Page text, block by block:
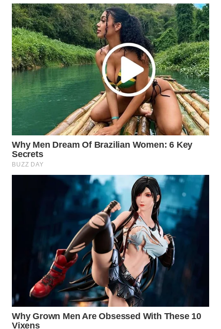
TANI
WAHANA
ADVOKAT
WAHANA
INFRASTRUKTUR
WAHANA
WAHANA
LISTRIK
WAHANA
WAHANANEWS
WAHANANEWS
CO ID
WAHANANEWS